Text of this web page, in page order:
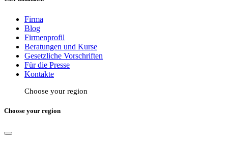
Firma
Blog
Firmenprofil
Beratungen und Kurse
Gesetzliche Vorschriften
Für die Presse
Kontakte
Choose your region
Choose your region